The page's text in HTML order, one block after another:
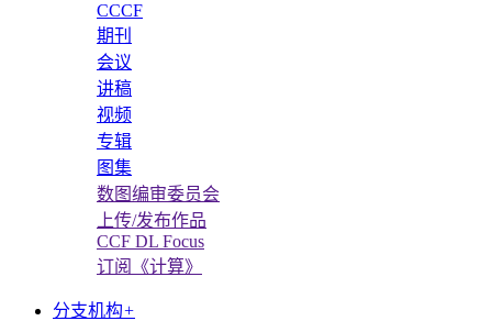
CCCF
期刊
会议
讲稿
视频
专辑
图集
数图编审委员会
上传/发布作品
CCF DL Focus
订阅《计算》
分支机构+